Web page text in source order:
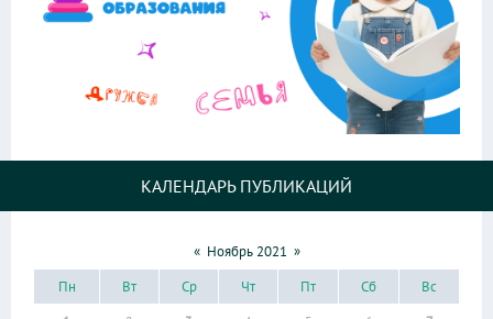
КАЛЕНДАРЬ ПУБЛИКАЦИЙ
« Ноябрь 2021 »
Пн
Вт Ср Чт Пт Сб Вс